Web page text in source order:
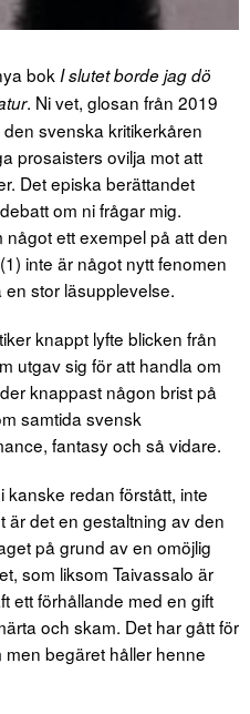
bok I slutet borde jag dö
. Ni vet, glosan från 2019
svenska kritikerkåren
prosaisters ovilja mot att
Det episka berättandet
om ni frågar mig.
ett exempel på att den
inte är något nytt fenomen
stor läsupplevelse.
knappt lyfte blicken från
utgav sig för att handla om
knappast någon brist på
samtida svensk
fantasy och så vidare.
redan förstått, inte
är det en gestaltning av den
på grund av en omöjlig
som liksom Taivassalo är
ett förhållande med en gift
och skam. Det har gått för
begäret håller henne